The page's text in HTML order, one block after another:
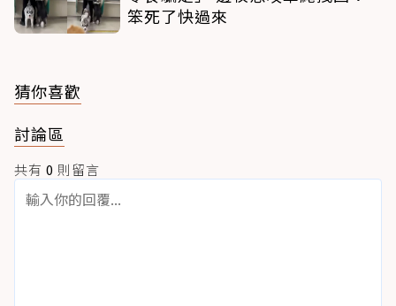
笨死了快過來
猜你喜歡
討論區
共有 0 則留言